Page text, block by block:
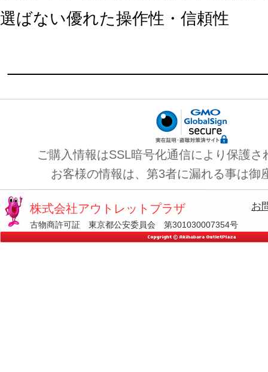
選ばない優れた操作性・信頼性
ご購入情報はSSL暗号化通信により保護さ
お客様の情報は、第3者に漏れる事は御
株式会社アウトレットプラザ
古物商許可証 東京都公安委員会 第301030007354号
お